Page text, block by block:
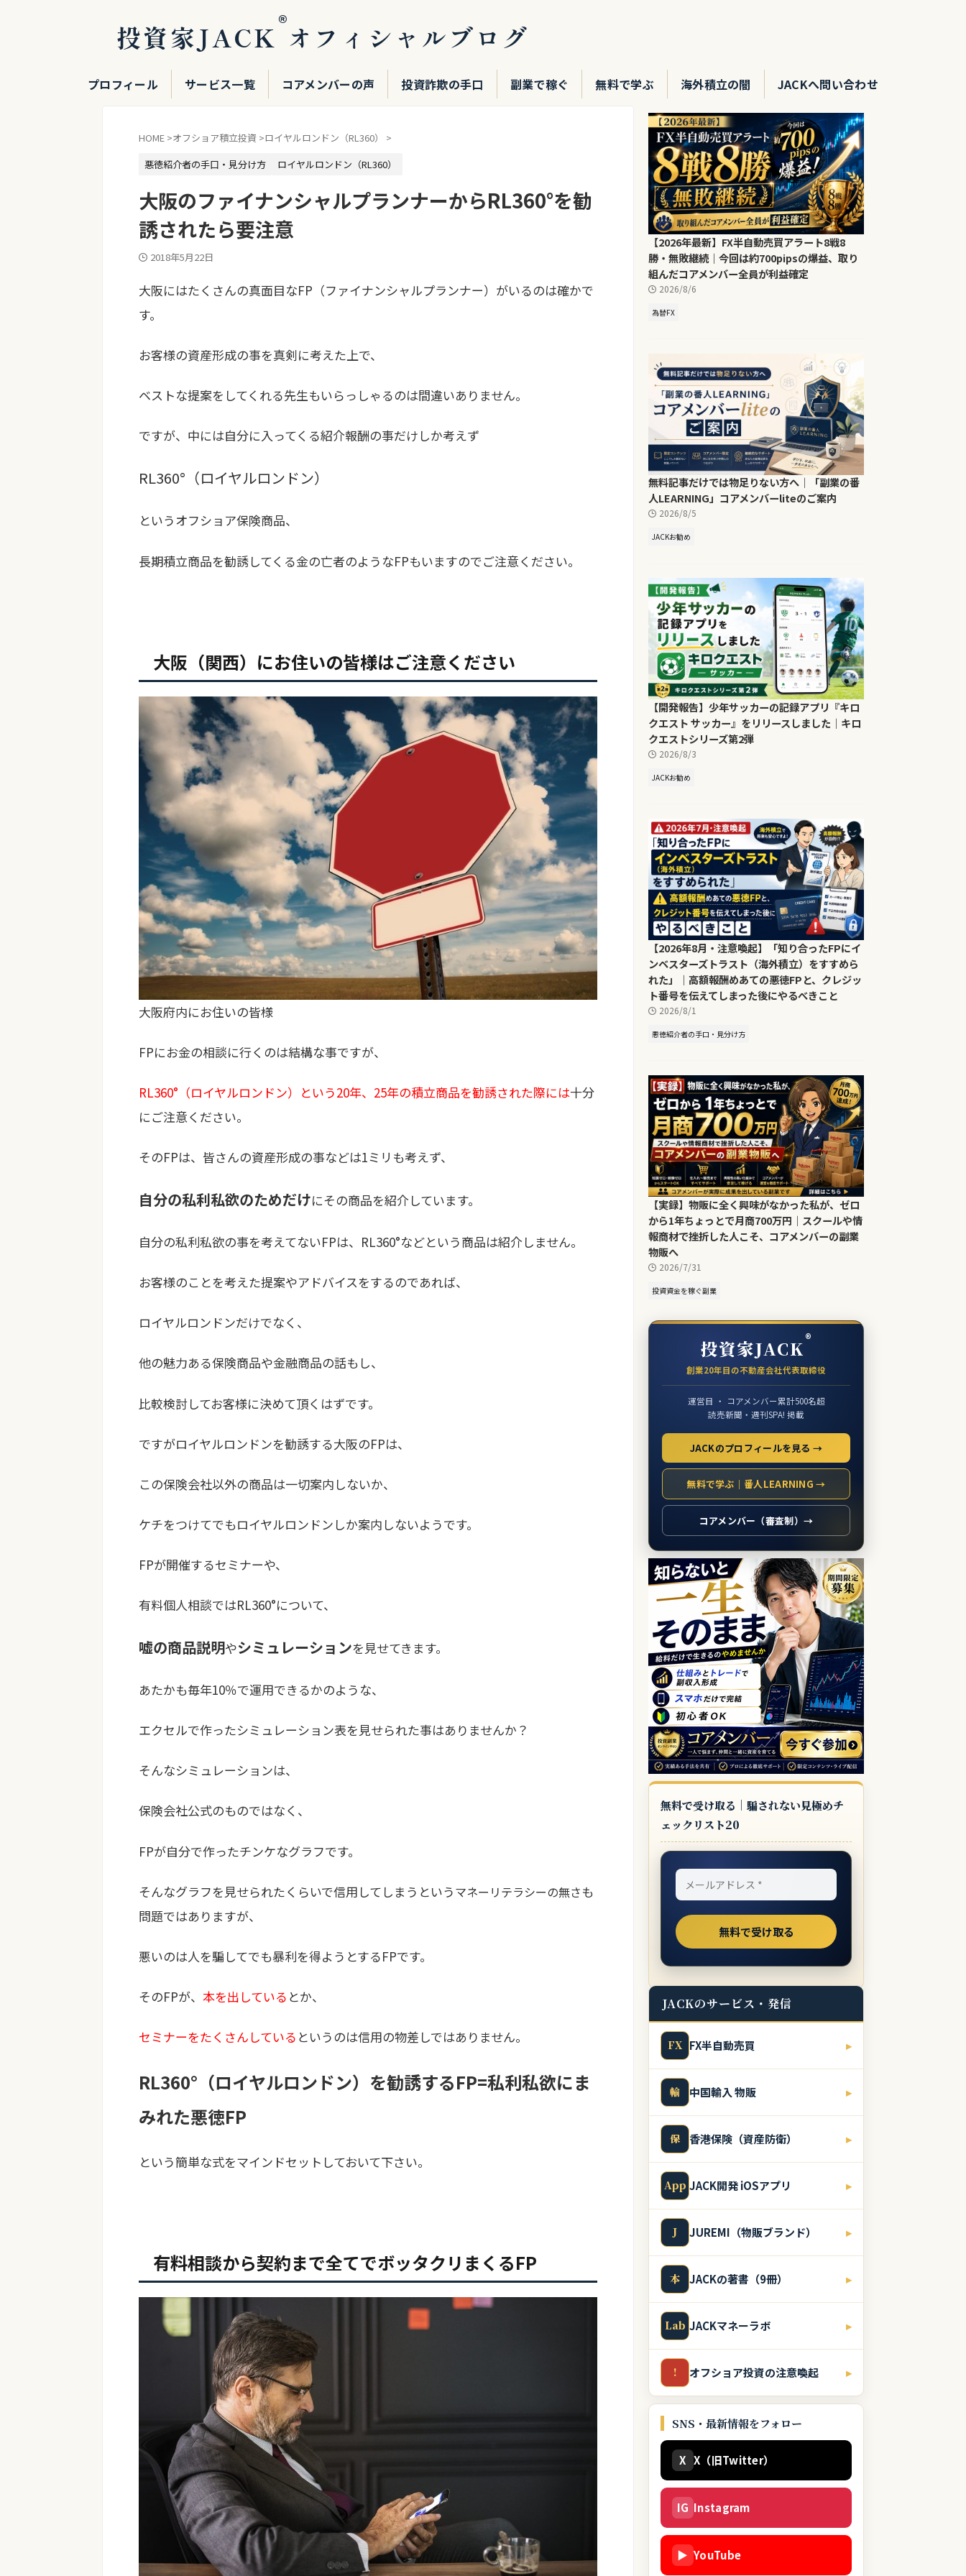
投資家JACK®オフィシャルブログ
プロフィール サービス一覧 コアメンバーの声 投資詐欺の手口 副業で稼ぐ 無料で学ぶ 海外積立の闇 JACKへ問い合わせ
HOME >オフショア積立投資 >ロイヤルロンドン（RL360）
>
悪徳紹介者の手口・見分け方
ロイヤルロンドン（RL360）
大阪のファイナンシャルプランナーからRL360°を勧
誘されたら要注意
2018年5月22日
大阪にはたくさんの真面目なFP（ファイナンシャルプランナー）がいるのは確かで
す。
お客様の資産形成の事を真剣に考えた上で、
ベストな提案をしてくれる先生もいらっしゃるのは間違いありません。
ですが、中には自分に入ってくる紹介報酬の事だけしか考えず
RL360°（ロイヤルロンドン）
というオフショア保険商品、
長期積立商品を勧誘してくる金の亡者のようなFPもいますのでご注意ください。
大阪（関西）にお住いの皆様はご注意ください
大阪府内にお住いの皆様
FPにお金の相談に行くのは結構な事ですが、
RL360°（ロイヤルロンドン）という20年、25年の積立商品を勧誘された際には十分
にご注意ください。
そのFPは、皆さんの資産形成の事などは1ミリも考えず、
自分の私利私欲のためだけにその商品を紹介しています。
自分の私利私欲の事を考えてないFPは、RL360°などという商品は紹介しません。
お客様のことを考えた提案やアドバイスをするのであれば、
ロイヤルロンドンだけでなく、
他の魅力ある保険商品や金融商品の話もし、
比較検討してお客様に決めて頂くはずです。
ですがロイヤルロンドンを勧誘する大阪のFPは、
この保険会社以外の商品は一切案内しないか、
ケチをつけてでもロイヤルロンドンしか案内しないようです。
FPが開催するセミナーや、
有料個人相談ではRL360°について、
嘘の商品説明やシミュレーションを見せてきます。
あたかも毎年10％で運用できるかのような、
エクセルで作ったシミュレーション表を見せられた事はありませんか？
そんなシミュレーションは、
保険会社公式のものではなく、
FPが自分で作ったチンケなグラフです。
そんなグラフを見せられたくらいで信用してしまうというマネーリテラシーの無さも
問題ではありますが、
悪いのは人を騙してでも暴利を得ようとするFPです。
そのFPが、 本を出している とか、
セミナーをたくさんしている というのは信用の物差しではありません。
RL360°（ロイヤルロンドン） を勧誘するFP=私利私欲にま
みれた悪徳FP
という簡単な式をマインドセットしておいて下さい。
有料相談から契約まで全てでボッタクリまくるFP
【2026年最新】FX半自動売買アラート8戦8
勝・無敗継続｜今回は約700pipsの爆益、取り
組んだコアメンバー全員が利益確定
2026/8/6
為替FX
無料記事だけでは物足りない方へ｜「副業の番
人LEARNING」コアメンバーliteのご案内
2026/8/5
JACKお勧め
【開発報告】少年サッカーの記録アプリ『キロ
クエスト サッカー』をリリースしました｜キロ
クエストシリーズ第2弾
2026/8/3
JACKお勧め
【2026年8月・注意喚起】「知り合ったFPにイ
ンベスターズトラスト（海外積立）をすすめら
れた」｜高額報酬めあての悪徳FPと、クレジッ
ト番号を伝えてしまった後にやるべきこと
2026/8/1
悪徳紹介者の手口・見分け方
【実録】物販に全く興味がなかった私が、ゼロ
から1年ちょっとで月商700万円｜スクールや情
報商材で挫折した人こそ、コアメンバーの副業
物販へ
2026/7/31
投資資金を稼ぐ副業
投資家JACK®
創業20年目の不動産会社代表取締役
運営目 ・ コアメンバー累計500名超
読売新聞・週刊SPA! 掲載
JACKのプロフィールを見る →
無料で学ぶ｜番人LEARNING →
コアメンバー（審査制）→
無料で受け取る｜騙されない見極めチ
ェックリスト20
JACKのサービス・発信
FX FX半自動売買 ▸
輸 中国輸入 物販 ▸
保 香港保険（資産防衛） ▸
App JACK開発 iOSアプリ ▸
J JUREMI（物販ブランド） ▸
本 JACKの著書（9冊） ▸
Lab JACKマネーラボ ▸
! オフショア投資の注意喚起 ▸
SNS・最新情報をフォロー
X X（旧Twitter）
IG Instagram
▶ YouTube